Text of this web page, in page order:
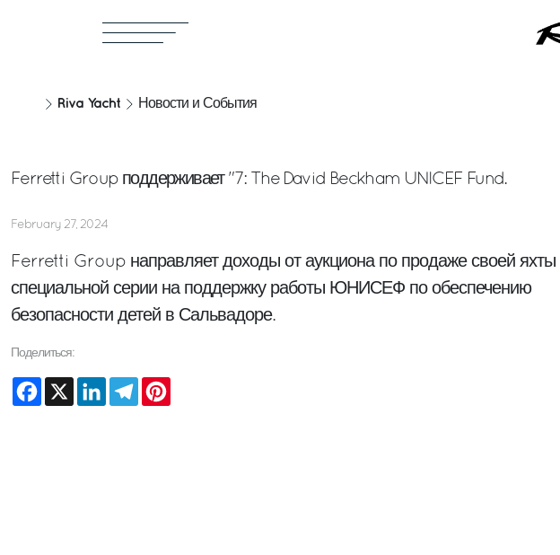
Riva Yacht Новости и События
Ferretti Group поддерживает "7: The David Beckham UNICEF Fund.
February 27, 2024
Ferretti Group направляет доходы от аукциона по продаже своей яхты
специальной серии на поддержку работы ЮНИСЕФ по обеспечению
безопасности детей в Сальвадоре.
Поделиться:
Facebook
X LinkedInTelegram